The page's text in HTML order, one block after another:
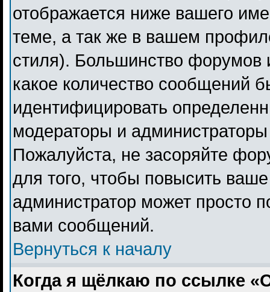
отображается ниже вашего
теме, а так же в вашем
стиля). Большинство форумов
какое количество сообщений
идентифицировать
модераторы и
Пожалуйста, не засоряйте
для того, чтобы повысить
администратор может просто
вами сообщений.
Вернуться к началу
Когда я щёлкаю по ссылке